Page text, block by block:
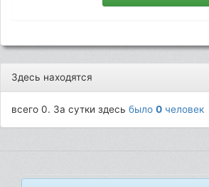
Здесь находятся
всего 0. За сутки здесьбыло0 человек